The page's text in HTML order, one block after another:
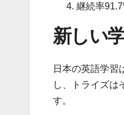
継続率
新しい
日本の英語学習
し、トライズは
す。